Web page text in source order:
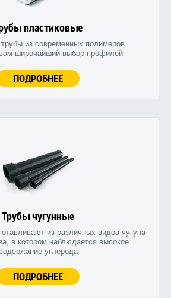
пластиковые
из современных полимеров
широчайший выбор профилей
ПОДРОБНЕЕ
Трубы чугунные
из различных видов чугуна
в котором наблюдается высокое
углерода
ПОДРОБНЕЕ